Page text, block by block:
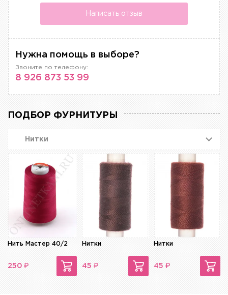
Написать отзыв
Нужна помощь в выборе?
Звоните по телефону:
8 926 873 53 99
ПОДБОР ФУРНИТУРЫ
Нитки
Нить Мастер 40/2
250 ₽
Нитки
45 ₽
Нитки
45 ₽